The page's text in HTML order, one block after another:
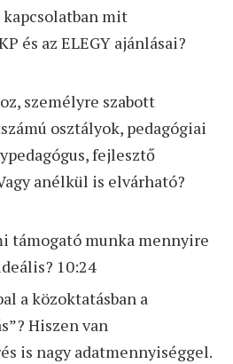
mit
és az ELEGY ajánlásai?
személyre szabott
osztályok, pedagógiai
fejlesztő
anélkül is elvárható?
támogató munka mennyire
10:24
a közoktatásban a
Hiszen van
is nagy adatmennyiséggel.